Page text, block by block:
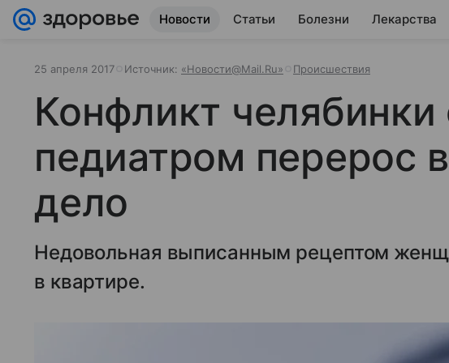
Новости Статьи Болезни Лекарства
25 апреля 2017 Источник: «Новости@Mail.Ru» Происшествия
Конфликт
педиатром перерос
дело
Недовольная выписанным рецептом
в квартире.